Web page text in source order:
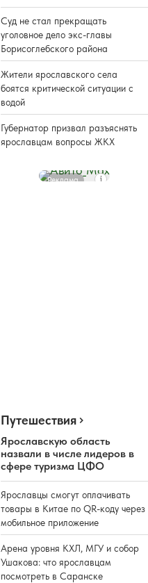
Суд не стал прекращать
уголовное дело экс-главы
Борисоглебского района
Жители ярославского села
боятся критической ситуации с
водой
Губернатор призвал разъяснять
ярославцам вопросы ЖКХ
Реклама
Путешествия
Ярославскую область
назвали в числе лидеров в
сфере туризма ЦФО
Ярославцы смогут оплачивать
товары в Китае по QR-коду через
мобильное приложение
Арена уровня КХЛ, МГУ и собор
Ушакова: что ярославцам
посмотреть в Саранске